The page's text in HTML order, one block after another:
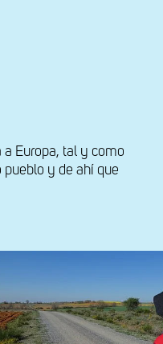
Europa, tal y como
pueblo y de ahí que